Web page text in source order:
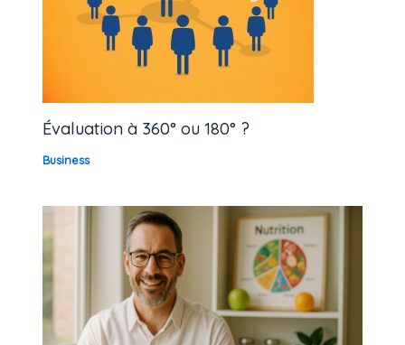
Évaluation à 360° ou 180° ?
Business